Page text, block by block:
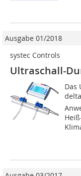
Ausgabe 01/2018
systec Controls
Ultraschall-
Das